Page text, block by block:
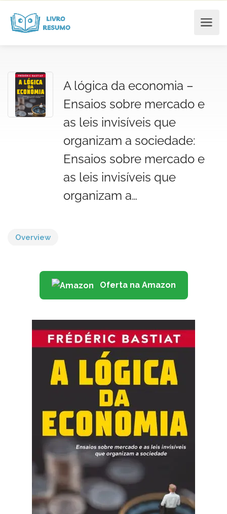
A lógica da economia –
Ensaios sobre mercado e
as leis invisíveis que
organizam a sociedade:
Ensaios sobre mercado e
as leis invisíveis que
organizam a…
Overview
Oferta na Amazon